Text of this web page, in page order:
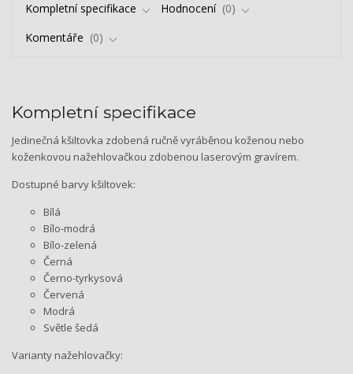
Kompletní specifikace Hodnocení
0
Komentáře
0
Kompletní specifikace
Jedinečná kšiltovka zdobená ručně vyráběnou koženou nebo
koženkovou nažehlovačkou zdobenou laserovým gravírem.
Dostupné barvy kšiltovek:
Bílá
Bílo-modrá
Bílo-zelená
Černá
Černo-tyrkysová
Červená
Modrá
Světle šedá
Varianty nažehlovačky: